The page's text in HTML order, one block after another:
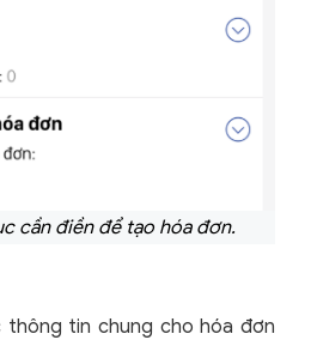
cần điền để tạo hóa đơn.
thông tin chung cho hóa đơn